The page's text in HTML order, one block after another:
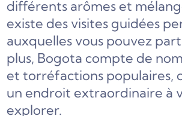
différents arômes et
existe des visites guidées
auxquelles vous pouvez
plus, Bogota compte de
et torréfactions populaires,
un endroit extraordinaire à
explorer.